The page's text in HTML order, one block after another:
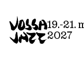
to
content
19.-21.
2027